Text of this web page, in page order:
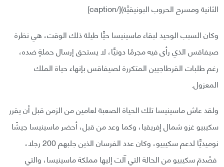
الثانية ومسرح الحروب البونيقيَّة)[/caption]
وكان السبب الوحيد لبقاء ماسينيسا حيًّا طيلة ذلك الوقت، هي نظرة
صيفاقس الذي رأى فيه مجرمًا دونيًّا، لا يستحق إرسال حملةٍ ضده،
رغم طلبات القرطاجيين المتكررة لصيفاقس بإنهاء حياة الملك
المعزول.
ولقد عاش ماسينيسا تلك الحياة الصعبة لعامين من الزمن قبل أن يقرر
سكيبيو غزو شمال إفريقيا، وكما وعد من قبل، أحضر ماسينيسا جيشًا
نوميديًّا لدعم سكيبيو، وكان عدد الفرسان الذين جلبهم 200 رجلا،
فصُدمَ سكيبيو من الحالة التي آلت إليها مملكة ماسينيسا، والتي